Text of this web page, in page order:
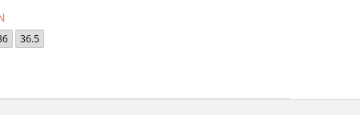
36.5